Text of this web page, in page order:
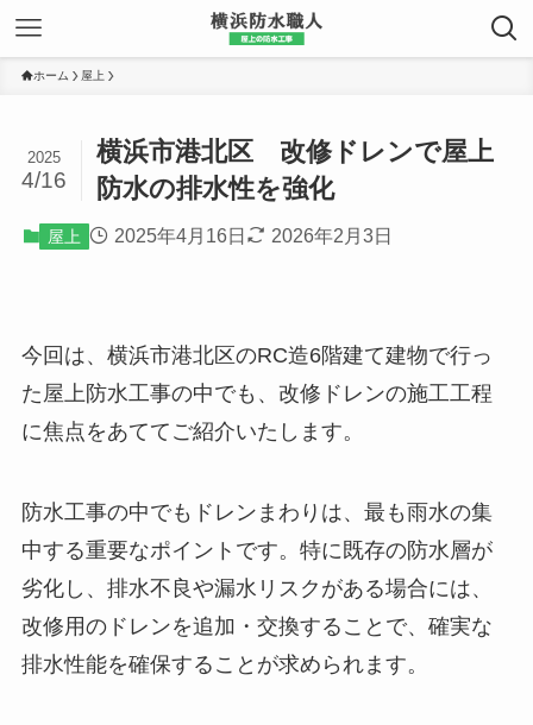
ホーム 屋上
横浜市港北区 改修ドレンで屋上
防水の排水性を強化
2025
4/16
屋上 2025年4月16日 2026年2月3日
今回は、横浜市港北区のRC造6階建て建物で行っ
た屋上防水工事の中でも、改修ドレンの施工工程
に焦点をあててご紹介いたします。
防水工事の中でもドレンまわりは、最も雨水の集
中する重要なポイントです。特に既存の防水層が
劣化し、排水不良や漏水リスクがある場合には、
改修用のドレンを追加・交換することで、確実な
排水性能を確保することが求められます。